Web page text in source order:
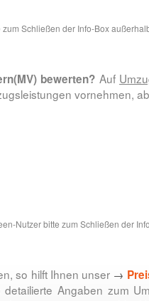
Schließen der Info-Box
bewerten? Auf
vornehmen,
Nutzer bitte zum Schließen der
so hilft Ihnen unser →
Angaben zum